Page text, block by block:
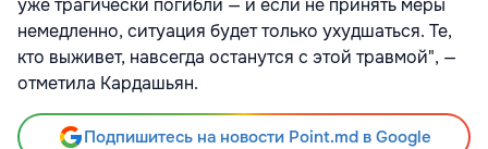
уже трагически погибли — и если не принять меры
немедленно, ситуация будет только ухудшаться. Те,
кто выживет, навсегда останутся с этой травмой", —
отметила Кардашьян.
Подпишитесь на новости Point.md в Google